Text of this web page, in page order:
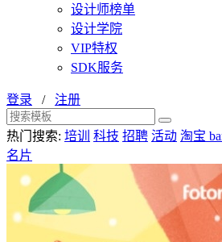
设计师榜单
设计学院
VIP特权
SDK服务
登录 / 注册
热门搜索: 培训 科技 招聘 活动 淘宝
名片